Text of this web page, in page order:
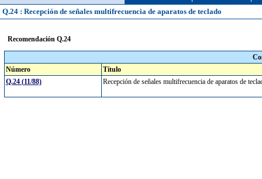
Q.24 : Recepción de señales multifrecuencia de aparatos de teclado
Recomendación Q.24
Número
Título
Q.24 (11/88)
Recepción de señales multifrecuencia de aparatos de